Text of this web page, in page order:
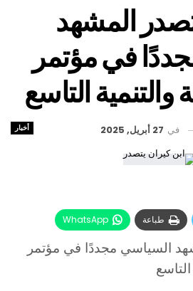
المشهد
في مؤتمر
التاسع
أخبار في 27 أبريل, 2025
طباعة
WhatsApp
السياسي مجددًا في مؤتمر